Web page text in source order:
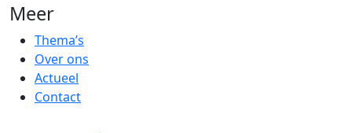
Meer
Thema’s
Over ons
Actueel
Contact